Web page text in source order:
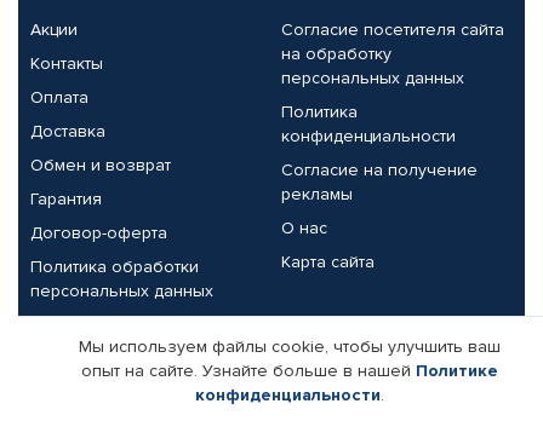
Акции
Контакты
Оплата
Доставка
Обмен и возврат
Гарантия
Договор-оферта
Политика обработки
персональных данных
Согласие посетителя сайта
на обработку
персональных данных
Политика
конфиденциальности
Согласие на получение
рекламы
О нас
Карта сайта
Партнерам
Корпоративным клиентам
Реквизиты компании
Мы используем файлы cookie, чтобы улучшить ваш
опыт на сайте. Узнайте больше в нашей Политике
конфиденциальности.